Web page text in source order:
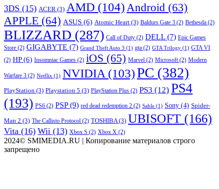
3DS (15) ACER (3) AMD (104)Android (63)
APPLE (64) ASUS (6) Atomic Heart (3) Baldurs Gate 3 (2) Bethesda (2)
BLIZZARD (287) Call of Duty (2) DELL (7) Epic Games
Store (2) GIGABYTE (7) Grand Theft Auto 3 (1) gta (2) GTA Trilogy (1) GTA VI
(2) HP(6) Insomniac Games (2) iOS (65) Marvel (2) Microsoft(2) Modern
Warfare 3 (2) Netflix (1) NVIDIA(103)PC (382)
PlayStation (3) Playstation 5 (3) PlayStation Plus (2) PS3 (12) PS4
(193) PS6 (2) PSP(9) red dead redemption 2 (2) Sable (1) Sony (4) Spider-
Man 2 (3) The Callisto Protocol (2) TOSHIBA(3) UBISOFT (166)
Vita (16) Wii (13) Xbox S (2) Xbox X (2)
2024© SMIMEDIA.RU | Копирование материалов строго
запрещено